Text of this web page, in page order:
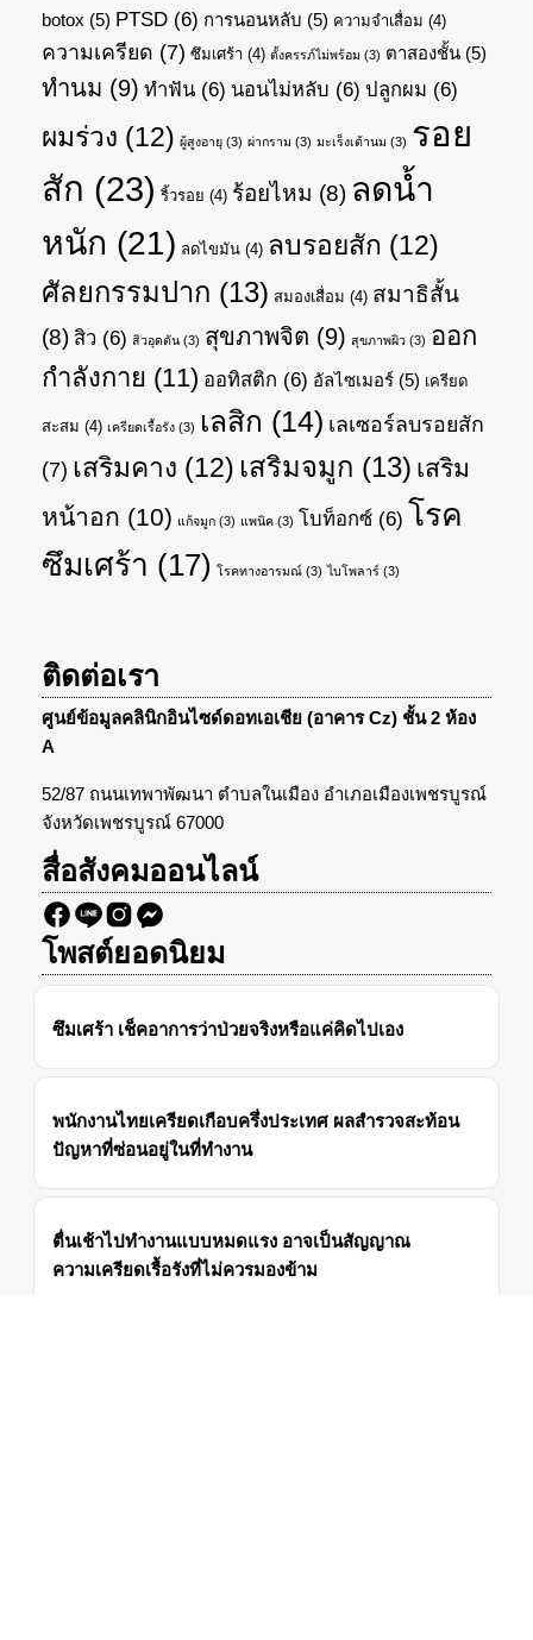
botox (5) PTSD (6) การนอนหลับ (5) ความจำเสื่อม (4)
ความเครียด (7) ซึมเศร้า (4) ตั้งครรภ์ไม่พร้อม (3) ตาสองชั้น (5)
ทำนม (9) ทำฟัน (6) นอนไม่หลับ (6) ปลูกผม (6)
ผมร่วง (12) ผู้สูงอายุ (3) ผ่ากราม (3) มะเร็งเต้านม (3) รอย
สัก (23) ริ้วรอย (4) ร้อยไหม (8) ลดน้ำ
หนัก (21) ลดไขมัน (4) ลบรอยสัก (12)
ศัลยกรรมปาก (13) สมองเสื่อม (4) สมาธิสั้น
(8) สิว (6) สิวอุดตัน (3) สุขภาพจิต (9) สุขภาพผิว (3) ออก
กำลังกาย (11) ออทิสติก (6) อัลไซเมอร์ (5) เครียด
สะสม (4) เครียดเรื้อรัง (3) เลสิก (14) เลเซอร์ลบรอยสัก
(7) เสริมคาง (12) เสริมจมูก (13) เสริม
หน้าอก (10) แก้จมูก (3) แพนิค (3) โบท็อกซ์ (6) โรค
ซึมเศร้า (17) โรคทางอารมณ์ (3) ไบโพลาร์ (3)
ติดต่อเรา
ศูนย์ข้อมูลคลินิกอินไซด์ดอทเอเชีย (อาคาร Cz) ชั้น 2 ห้อง
A
52/87 ถนนเทพาพัฒนา ตำบลในเมือง อำเภอเมืองเพชรบูรณ์
จังหวัดเพชรบูรณ์ 67000
สื่อสังคมออนไลน์
โพสต์ยอดนิยม
ซึมเศร้า เช็คอาการว่าป่วยจริงหรือแค่คิดไปเอง
พนักงานไทยเครียดเกือบครึ่งประเทศ ผลสำรวจสะท้อน
ปัญหาที่ซ่อนอยู่ในที่ทำงาน
ตื่นเช้าไปทำงานแบบหมดแรง อาจเป็นสัญญาณ
ความเครียดเรื้อรังที่ไม่ควรมองข้าม